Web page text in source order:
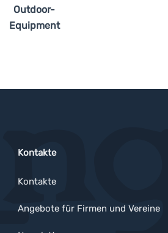
Outdoor-
Equipment
Kontakte
Kontakte
Angebote für Firmen und Vereine